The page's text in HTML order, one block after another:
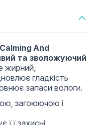
And
та зволожуючий
жирний,
гладкість
запаси вологи.
загоюючою і
її захисні